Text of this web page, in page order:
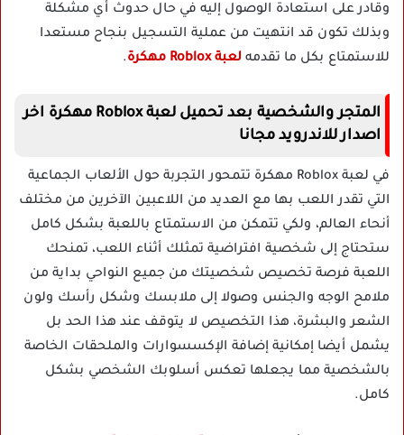
وقادر على استعادة الوصول إليه في حال حدوث أي مشكلة
وبذلك تكون قد انتهيت من عملية التسجيل بنجاح مستعدا
للاستمتاع بكل ما تقدمه لعبة Roblox مهكرة .
المتجر والشخصية بعد تحميل لعبة Roblox مهكرة اخر
اصدار للاندرويد مجانا
في لعبة Roblox مهكرة تتمحور التجربة حول الألعاب الجماعية
التي تقدر اللعب بها مع العديد من اللاعبين الآخرين من مختلف
أنحاء العالم، ولكي تتمكن من الاستمتاع باللعبة بشكل كامل
ستحتاج إلى شخصية افتراضية تمثلك أثناء اللعب، تمنحك
اللعبة فرصة تخصيص شخصيتك من جميع النواحي بداية من
ملامح الوجه والجنس وصولا إلى ملابسك وشكل رأسك ولون
الشعر والبشرة، هذا التخصيص لا يتوقف عند هذا الحد بل
يشمل أيضا إمكانية إضافة الإكسسوارات والملحقات الخاصة
بالشخصية مما يجعلها تعكس أسلوبك الشخصي بشكل
كامل.